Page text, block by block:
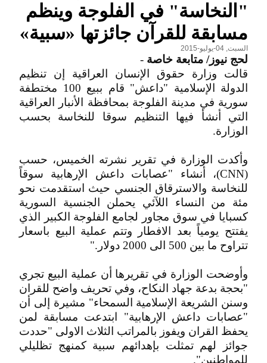
"النخاسة" في الفلوجة وينظم
مسابقة للقرآن جائزتها «سبية»
السبت, 04-يوليو-2015
لحج نيوز/ متابعة خاصة -
قالت وزارة حقوق الإنسان العراقية إن تنظيم
الدولة الإسلامية "داعش" قام ببيع 100 مختطفة
سورية في مدينة الفلوجة بمحافظة الأنبار العراقية
التي أنشأ فيها التنظيم سوقا للنخاسة بحسب
الوزارة.
وأكدت الوزارة في تقرير نشرته الخميس، حسب
(CNN)، أنشاء "عصابات داعش الإرهابية سوقاً
للنخاسة والاسترقاق الجنسي حيث استقدمت نحو
مئة من النساء اللآئي يحملن الجنسية السورية
كسبايا في سوق مجاور لجامع الفلوجة الكبير الذي
يفتتح يومياً بعد الافطار وتتم عملية البيع باسعار
تتراوح ما بين 500 الى 2000 دولار."
وأوضحت الوزارة في تقريرها أن عملية البيع تجري
"بحجة بدعة جهاد النكاح، وفي تحريف واضح للقران
وسنن الشريعة الإسلامية السمحاء" مشيرة إلى أن
"عصابات داعش الإرهابية" ابتدعت مسابقة لمن
يحفظ القران ويفوز بالمراتب الثلاث الاولى "حددت
جوائز لهم تمثلت بإهدائهم سبية كمنهج تظليلي
للمواطنين".